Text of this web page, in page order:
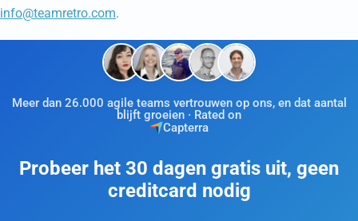
info@teamretro.com.
Meer dan 26.000 agile teams vertrouwen op ons, en dat aantal
blijft groeien · Rated on
Capterra
Probeer het 30 dagen gratis uit, geen
creditcard nodig